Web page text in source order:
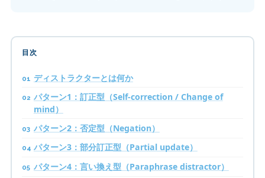
目次
ディストラクターとは何か
パターン1：訂正型（Self-correction / Change of
mind）
パターン2：否定型（Negation）
パターン3：部分訂正型（Partial update）
パターン4：言い換え型（Paraphrase distractor）